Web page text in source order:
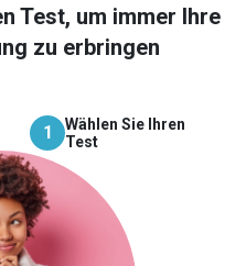
Test, um immer Ihre
zu erbringen
1
Wählen Sie Ihren
Test